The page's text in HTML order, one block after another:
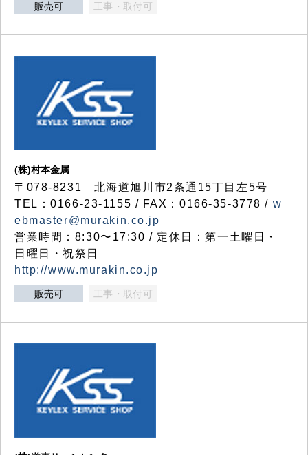
販売可 工事・取付可
(株)村本金属
〒078-8231 北海道旭川市2条通15丁目左5号
TEL：0166-23-1155 / FAX：0166-35-3778 / w
ebmaster@murakin.co.jp
営業時間：8:30〜17:30 / 定休日：第一土曜日・
日曜日・祝祭日
http://www.murakin.co.jp
販売可 工事・取付可